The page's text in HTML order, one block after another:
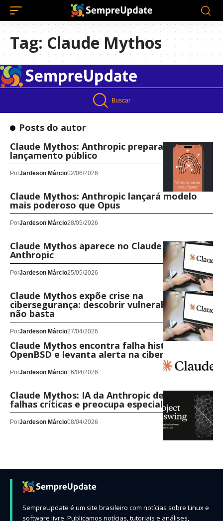
Tag: Claude Mythos
Buscar
Posts do autor
Claude Mythos: Anthropic prepara
lançamento público
PorJardeson Márcio02/06/2026
Claude Mythos: Anthropic lançará modelo
mais poderoso que Opus
PorJardeson Márcio28/05/2026
Claude Mythos aparece no Claude Code da
Anthropic
PorJardeson Márcio25/05/2026
Claude Mythos expõe crise na
cibersegurança: descobrir vulnerabilidades já
não basta
PorJardeson Márcio27/04/2026
Claude Mythos encontra falha histórica no
OpenBSD e levanta alerta na cibersegurança
PorJardeson Márcio16/04/2026
Claude Mythos: IA da Anthropic descobre
falhas críticas e preocupa especialistas
PorJardeson Márcio08/04/2026
SempreUpdate é um site brasileiro com notícias sobre Linux e
software livre. Publicamos notícias, tutoriais e análises,